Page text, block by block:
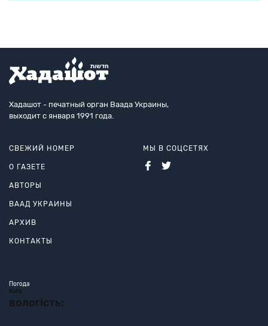
Хадашот - печатный орган Ваада Украины,
выходит с января 1991 года.
СВЕЖИЙ НОМЕР
О ГАЗЕТЕ
АВТОРЫ
ВААД УКРАИНЫ
АРХИВ
КОНТАКТЫ
МЫ В СОЦСЕТЯХ
Погода
Київ
вологість: